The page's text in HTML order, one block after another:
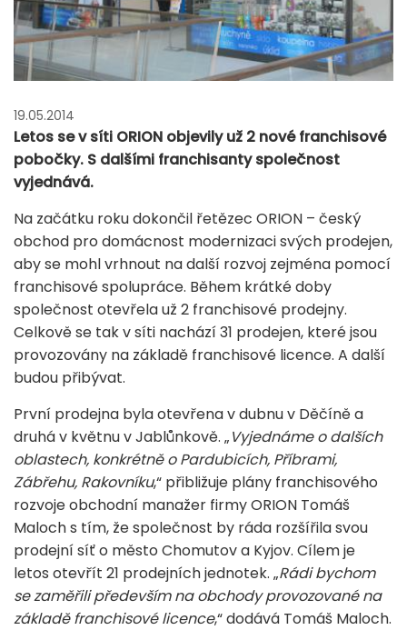
19.05.2014
Letos se v síti ORION objevily už 2 nové franchisové
pobočky. S dalšími franchisanty společnost
vyjednává.
Na začátku roku dokončil řetězec ORION – český
obchod pro domácnost modernizaci svých prodejen,
aby se mohl vrhnout na další rozvoj zejména pomocí
franchisové spolupráce. Během krátké doby
společnost otevřela už 2 franchisové prodejny.
Celkově se tak v síti nachází 31 prodejen, které jsou
provozovány na základě franchisové licence. A další
budou přibývat.
První prodejna byla otevřena v dubnu v Děčíně a
druhá v květnu v Jablůnkově. „Vyjednáme o dalších
oblastech, konkrétně o Pardubicích, Příbrami,
Zábřehu, Rakovníku,“ přibližuje plány franchisového
rozvoje obchodní manažer firmy ORION Tomáš
Maloch s tím, že společnost by ráda rozšířila svou
prodejní síť o město Chomutov a Kyjov. Cílem je
letos otevřít 21 prodejních jednotek. „Rádi bychom
se zaměřili především na obchody provozované na
základě franchisové licence,“ dodává Tomáš Maloch.